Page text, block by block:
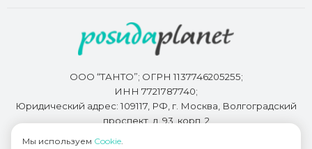
ООО “ТАНТО”; ОГРН 1137746205255;
ИНН 7721787740;
Юридический адрес: 109117, РФ, г. Москва, Волгоградский
проспект, д. 93, корп. 2
Мы используем Cookie.